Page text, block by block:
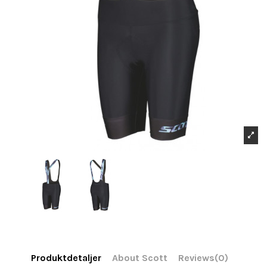
Produktdetaljer About Scott Reviews(0)